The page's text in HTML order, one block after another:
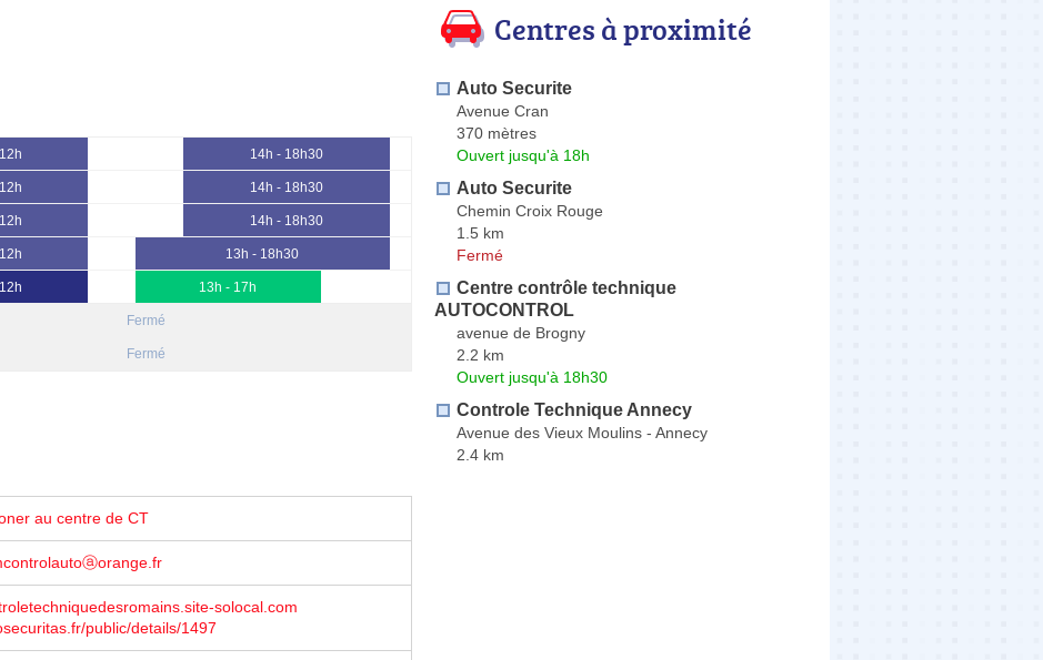
14h - 18h30
14h - 18h30
14h - 18h30
13h - 18h30
13h - 17h
Fermé
Fermé
au centre de CT
solocal.com
public/details/1497
Centres à proximité
Auto Securite
Avenue Cran
370 mètres
Ouvert jusqu'à 18h
Auto Securite
Chemin Croix Rouge
1.5 km
Fermé
Centre contrôle technique
AUTOCONTROL
avenue de Brogny
2.2 km
Ouvert jusqu'à 18h30
Controle Technique Annecy
Avenue des Vieux Moulins - Annecy
2.4 km